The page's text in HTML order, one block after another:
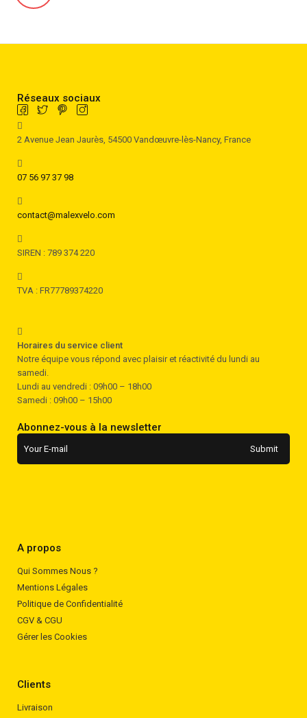
Réseaux sociaux
2 Avenue Jean Jaurès, 54500 Vandœuvre-lès-Nancy, France
07 56 97 37 98
contact@malexvelo.com
SIREN : 789 374 220
TVA : FR77789374220
Horaires du service client
Notre équipe vous répond avec plaisir et réactivité du lundi au
samedi.
Lundi au vendredi : 09h00 – 18h00
Samedi : 09h00 – 15h00
Abonnez-vous à la newsletter
A propos
Qui Sommes Nous ?
Mentions Légales
Politique de Confidentialité
CGV & CGU
Gérer les Cookies
Clients
Livraison